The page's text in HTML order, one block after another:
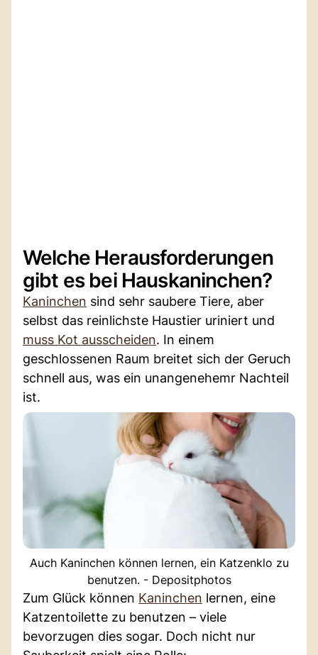
Welche Herausforderungen
gibt es bei Hauskaninchen?
Kaninchen sind sehr saubere Tiere, aber
selbst das reinlichste Haustier uriniert und
muss Kot ausscheiden. In einem
geschlossenen Raum breitet sich der Geruch
schnell aus, was ein unangenehemr Nachteil
ist.
Auch Kaninchen können lernen, ein Katzenklo zu
benutzen. - Depositphotos
Zum Glück können Kaninchen lernen, eine
Katzentoilette zu benutzen – viele
bevorzugen dies sogar. Doch nicht nur